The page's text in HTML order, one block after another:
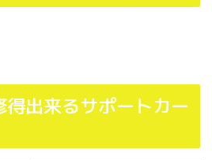
出来るサポートカー